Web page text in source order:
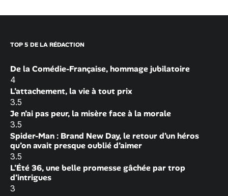
TOP 5 DE LA RÉDACTION
De la Comédie-Française, hommage jubilatoire
4
L’attachement, la vie à tout prix
3.5
Je n’ai pas peur, la misère face à la morale
3.5
Spider-Man : Brand New Day, le retour d’un héros
qu’on avait presque oublié d’aimer
3.5
L’Été 36, une belle promesse gâchée par trop
d’intrigues
3